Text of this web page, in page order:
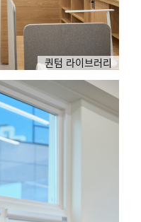
퀀텀 라이브러리